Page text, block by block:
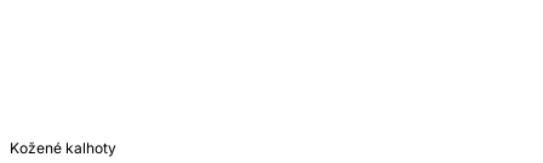
Kožené kalhoty